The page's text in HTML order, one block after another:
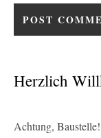
Herzlich
Achtung,